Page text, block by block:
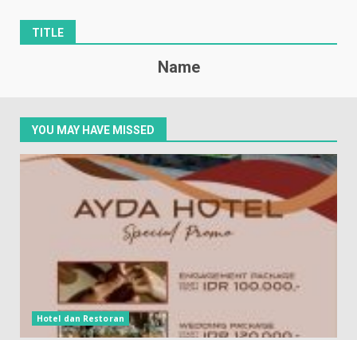
TITLE
Name
YOU MAY HAVE MISSED
Hotel dan Restoran